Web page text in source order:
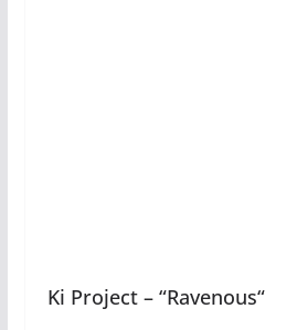
Ki Project – “Ravenous“